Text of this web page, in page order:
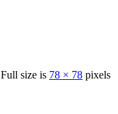
Full size is 78 × 78 pixels